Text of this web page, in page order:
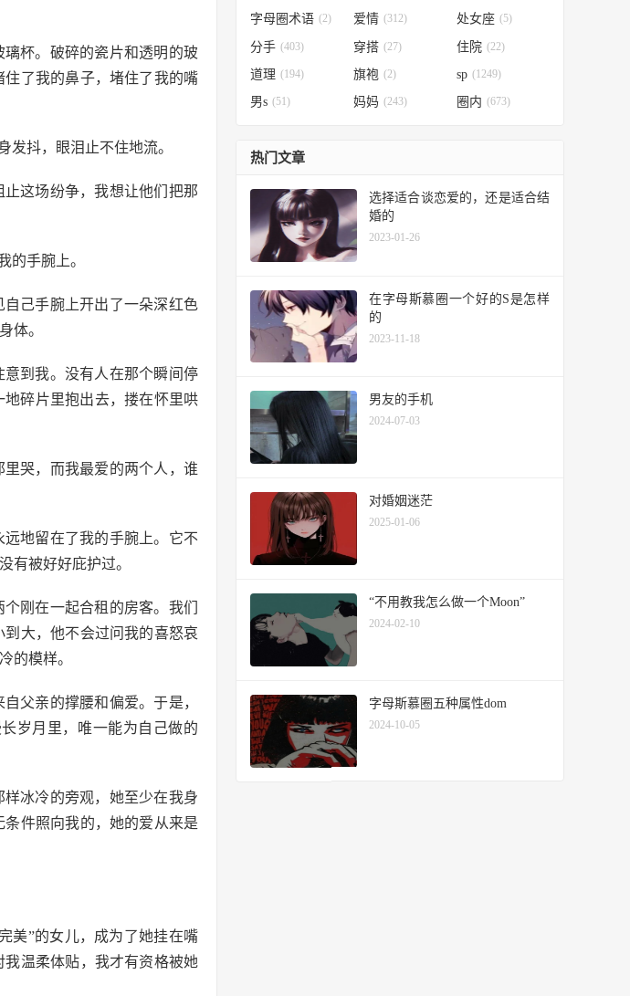
杯。破碎的瓷片和透明的玻
了我的鼻子，堵住了我的嘴
抖，眼泪止不住地流。
这场纷争，我想让他们把那
的手腕上。
己手腕上开出了一朵深红色
体。
到我。没有人在那个瞬间停
碎片里抱出去，搂在怀里哄
哭，而我最爱的两个人，谁
地留在了我的手腕上。它不
有被好好庇护过。
刚在一起合租的房客。我们
大，他不会过问我的喜怒哀
的模样。
父亲的撑腰和偏爱。于是，
岁月里，唯一能为自己做的
冰冷的旁观，她至少在我身
件照向我的，她的爱从来是
美”的女儿，成为了她挂在嘴
温柔体贴，我才有资格被她
字母圈术语 (2) 爱情 (312) 处女座 (5)
分手 (403) 穿搭 (27) 住院 (22)
道理 (194) 旗袍 (2) sp (1249)
男s (51) 妈妈 (243) 圈内 (673)
热门文章
选择适合谈恋爱的，还是适合结
婚的
2023-01-26
在字母斯慕圈一个好的S是怎样
的
2023-11-18
男友的手机
2024-07-03
对婚姻迷茫
2025-01-06
“不用教我怎么做一个Moon”
2024-02-10
字母斯慕圈五种属性dom
2024-10-05